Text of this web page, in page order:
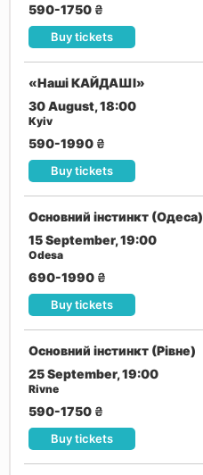
590-1750 ₴
Buy tickets
«Наші КАЙДАШІ»
30 August, 18:00
Kyiv
590-1990 ₴
Buy tickets
Основний інстинкт (Одеса)
15 September, 19:00
Odesa
690-1990 ₴
Buy tickets
Основний інстинкт (Рівне)
25 September, 19:00
Rivne
590-1750 ₴
Buy tickets